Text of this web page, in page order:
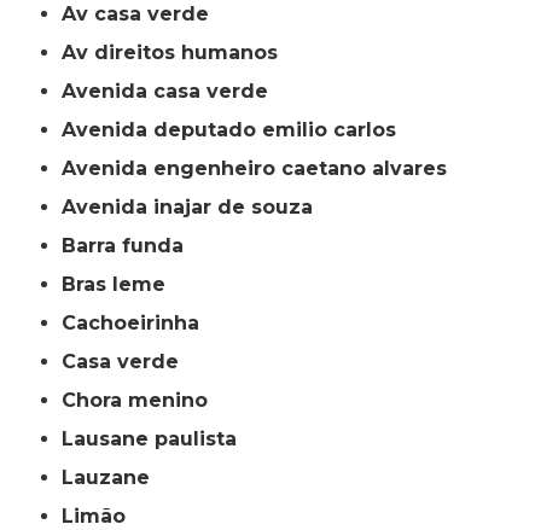
av casa verde
av direitos humanos
avenida casa verde
avenida deputado emilio carlos
avenida engenheiro caetano alvares
avenida inajar de souza
barra funda
bras leme
cachoeirinha
casa verde
chora menino
lausane paulista
lauzane
limão